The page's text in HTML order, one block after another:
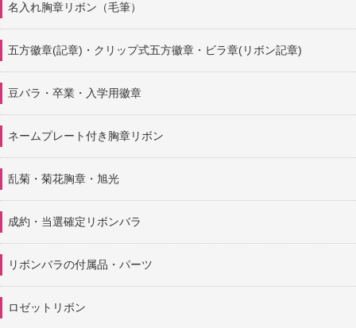
名入れ胸章リボン（毛筆）
五方徽章(記章)・ クリップ式五方徽章・ビラ章(リボン記章)
豆バラ・卒業・入学用徽章
ネームプレート付き胸章リボン
乱菊・菊花胸章・旭光
成約・当選確定リボンバラ
リボンバラの付属品・パーツ
ロゼットリボン